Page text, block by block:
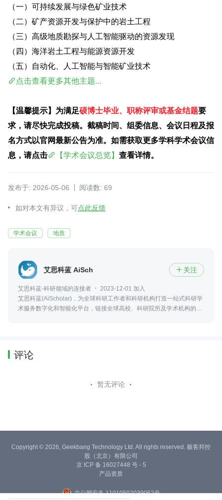
（一）可持续发展与绿色矿业技术
（二）矿产资源开发与保护中的岩土工程
（三）高级地质勘探与人工智能驱动的资源发现
（四）海洋岩土工程与能源资源开发
（五）自动化、人工智能与智能矿业技术
点击查看更多其他主题...
【温馨提示】为满足硕博士毕业、职称评审或基金结题要
求，请尽快完成投稿。截稿时间、组委信息、会议日程及报
名方式以官网最新公告为准。如需获取更多学科学术会议信
息，请点击
【学术会议总览】 查看详情。
发布于: 2026-05-06 阅读数: 69
如对本文有异议，可点此反馈
学术会议 地质
艾思科蓝 AiScholar  关注
艾思科蓝-科研领域的连接者
2023-12-01 加入
艾思科蓝(AiScholar)，为全球科研工作者和科研机构打造一站式科研学
术服务数字化和智能化平台，链接全球高校、科研院所及学术机构的优
评论
暂无评论
Copyright © 2026, Geekbang Technology Ltd. All rights reserved. 极客邦控
股（北京）有限公司
京 ICP 备 16027448 号 - 5
产品资质
京公网安备 11010502039052号